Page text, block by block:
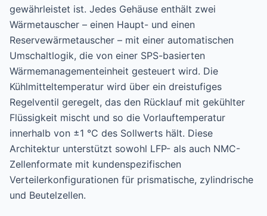
gewährleistet ist. Jedes Gehäuse enthält zwei
Wärmetauscher – einen Haupt- und einen
Reservewärmetauscher – mit einer automatischen
Umschaltlogik, die von einer SPS-basierten
Wärmemanagementeinheit gesteuert wird. Die
Kühlmitteltemperatur wird über ein dreistufiges
Regelventil geregelt, das den Rücklauf mit gekühlter
Flüssigkeit mischt und so die Vorlauftemperatur
innerhalb von ±1 °C des Sollwerts hält. Diese
Architektur unterstützt sowohl LFP- als auch NMC-
Zellenformate mit kundenspezifischen
Verteilerkonfigurationen für prismatische, zylindrische
und Beutelzellen.